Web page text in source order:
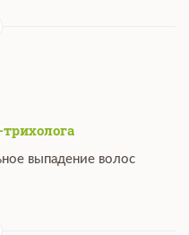
выпадение волос